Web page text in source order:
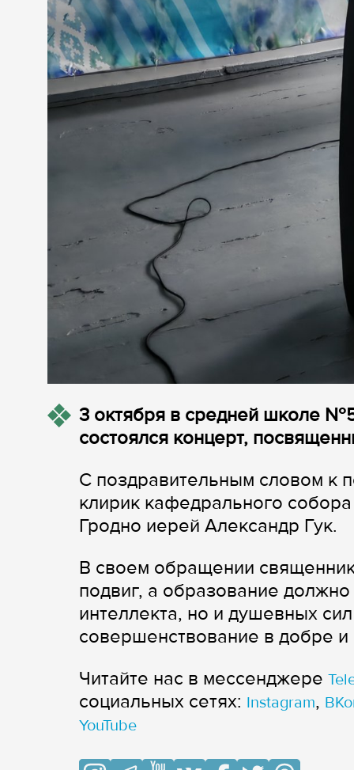
3 октября в средней школе
состоялся концерт,
С поздравительным словом к
клирик кафедрального
Гродно иерей Александр Гук.
В своем обращении
подвиг, а образование
интеллекта, но и душевных
совершенствование в добре и
Читайте нас в мессенджере
cоциальных сетях: Instagram,
YouTube